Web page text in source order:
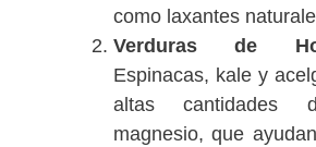
como laxantes
Verduras de
Espinacas, kale y
altas
magnesio, que